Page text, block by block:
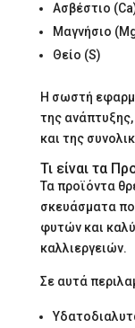
Ασβέστιο
Μαγνήσιο
Θείο (S)
Η σωστή
της
και της
Τι είναι τα
Τα προϊόντα
σκευάσματα
φυτών και
καλλιεργειών.
Σε αυτά